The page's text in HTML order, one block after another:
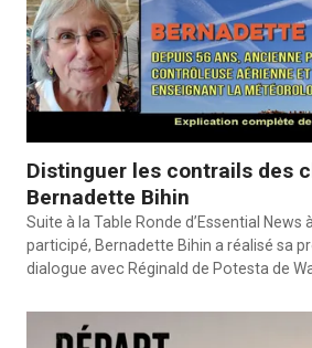
Distinguer les contrails des
Bernadette Bihin
Suite à la Table Ronde d’Essential News
participé, Bernadette Bihin a réalisé sa
dialogue avec Réginald de Potesta de